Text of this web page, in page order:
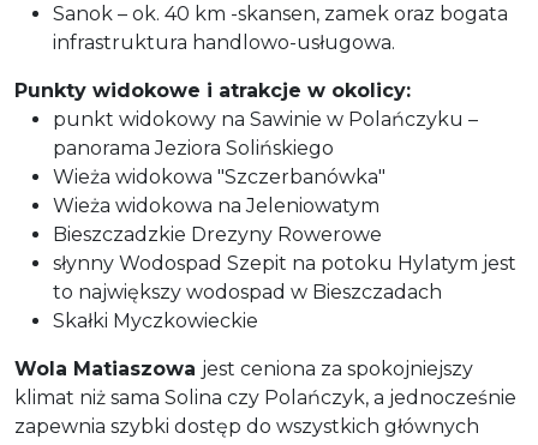
Sanok – ok. 40 km -skansen, zamek oraz bogata
infrastruktura handlowo-usługowa.
Punkty widokowe i atrakcje w okolicy:
punkt widokowy na Sawinie w Polańczyku –
panorama Jeziora Solińskiego
Wieża widokowa "Szczerbanówka"
Wieża widokowa na Jeleniowatym
Bieszczadzkie Drezyny Rowerowe
słynny Wodospad Szepit na potoku Hylatym jest
to największy wodospad w Bieszczadach
Skałki Myczkowieckie
Wola Matiaszowa jest ceniona za spokojniejszy
klimat niż sama Solina czy Polańczyk, a jednocześnie
zapewnia szybki dostęp do wszystkich głównych